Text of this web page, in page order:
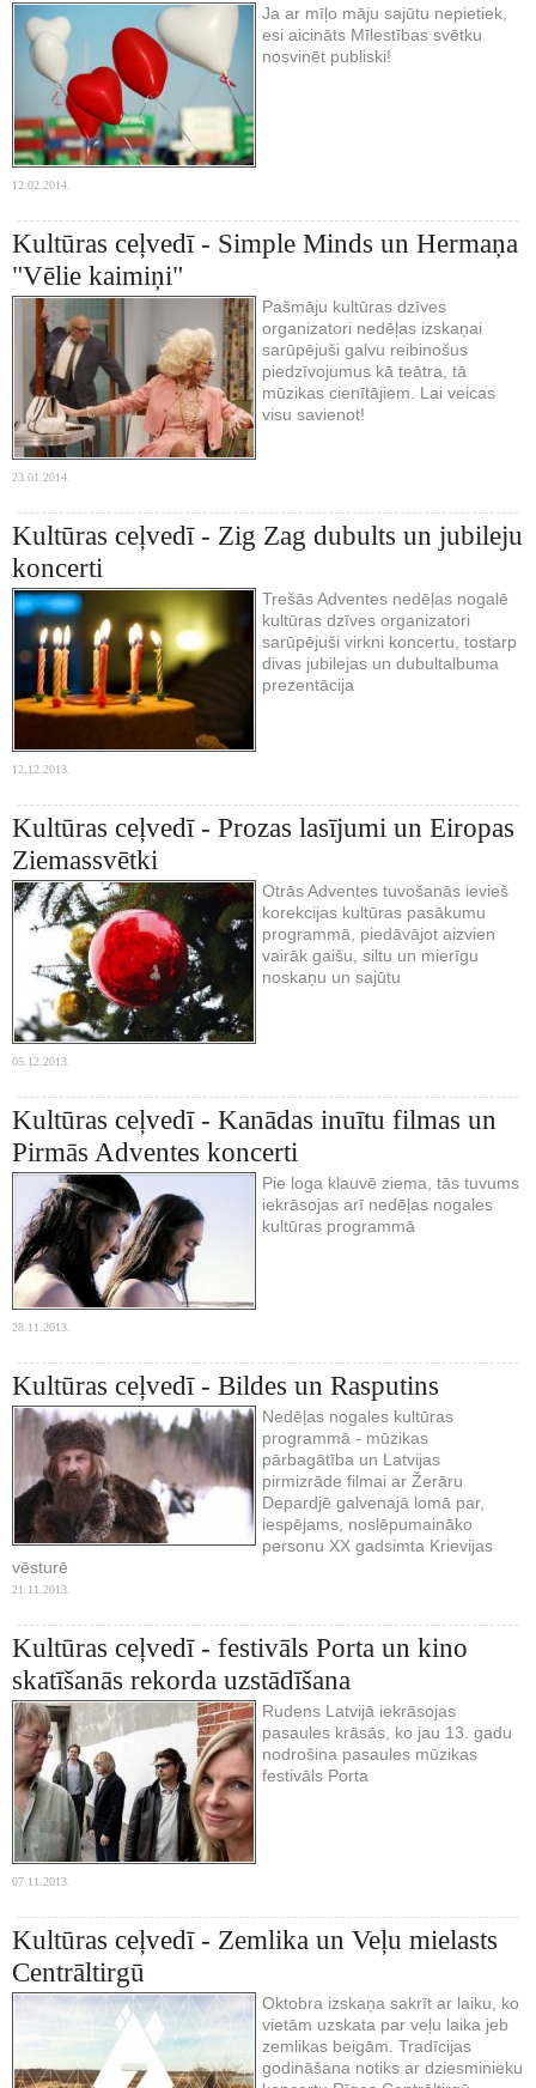
Ja ar mīļo māju sajūtu nepietiek,
esi aicināts Mīlestības svētku
nosvinēt publiski!
12.02.2014.
Kultūras ceļvedī - Simple Minds un Hermaņa
"Vēlie kaimiņi"
Pašmāju kultūras dzīves
organizatori nedēļas izskaņai
sarūpējuši galvu reibinošus
piedzīvojumus kā teātra, tā
mūzikas cienītājiem. Lai veicas
visu savienot!
23.01.2014.
Kultūras ceļvedī - Zig Zag dubults un jubileju
koncerti
Trešās Adventes nedēļas nogalē
kultūras dzīves organizatori
sarūpējuši virkni koncertu, tostarp
divas jubilejas un dubultalbuma
prezentācija
12.12.2013.
Kultūras ceļvedī - Prozas lasījumi un Eiropas
Ziemassvētki
Otrās Adventes tuvošanās ievieš
korekcijas kultūras pasākumu
programmā, piedāvājot aizvien
vairāk gaišu, siltu un mierīgu
noskaņu un sajūtu
05.12.2013.
Kultūras ceļvedī - Kanādas inuītu filmas un
Pirmās Adventes koncerti
Pie loga klauvē ziema, tās tuvums
iekrāsojas arī nedēļas nogales
kultūras programmā
28.11.2013.
Kultūras ceļvedī - Bildes un Rasputins
Nedēļas nogales kultūras
programmā - mūzikas
pārbagātība un Latvijas
pirmizrāde filmai ar Žerāru
Depardjē galvenajā lomā par,
iespējams, noslēpumaināko
personu XX gadsimta Krievijas
vēsturē
21.11.2013.
Kultūras ceļvedī - festivāls Porta un kino
skatīšanās rekorda uzstādīšana
Rudens Latvijā iekrāsojas
pasaules krāsās, ko jau 13. gadu
nodrošina pasaules mūzikas
festivāls Porta
07.11.2013.
Kultūras ceļvedī - Zemlika un Veļu mielasts
Centrāltirgū
Oktobra izskaņa sakrīt ar laiku, ko
vietām uzskata par veļu laika jeb
zemlikas beigām. Tradīcijas
godināšana notiks ar dziesminieku